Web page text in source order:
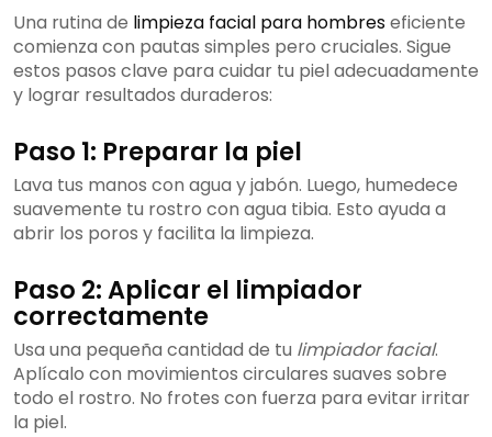
Una rutina de limpieza facial para hombreseficiente
comienza con pautas simples pero cruciales. Sigue
estos pasos clave para cuidar tu piel adecuadamente
y lograr resultados duraderos:
Paso 1: Preparar la piel
Lava tus manos con agua y jabón. Luego, humedece
suavemente tu rostro con agua tibia. Esto ayuda a
abrir los poros y facilita la limpieza.
Paso 2: Aplicar el limpiador
correctamente
Usa una pequeña cantidad de tu limpiador facial.
Aplícalo con movimientos circulares suaves sobre
todo el rostro. No frotes con fuerza para evitar irritar
la piel.